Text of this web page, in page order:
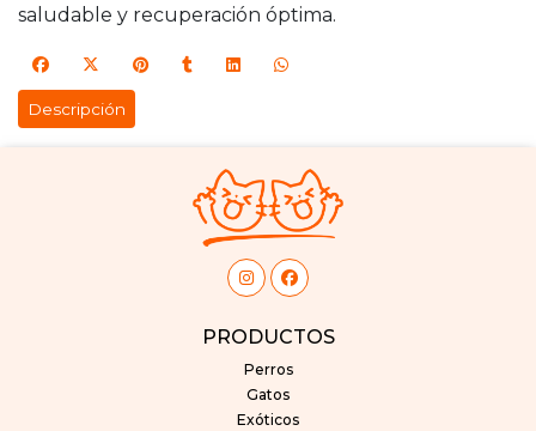
saludable y recuperación óptima.
Descripción
PRODUCTOS
Perros
Gatos
Exóticos